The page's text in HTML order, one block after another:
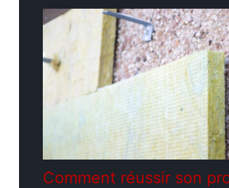
Comment réussir son